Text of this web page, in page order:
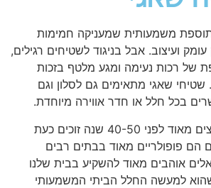
משמעותית שמעניקה חמימות
עומק ועיצוב. אבל בניגוד לשטיחים רגילים,
של רכות נעימה ומגע מלטף בזכות
שטיחי שאגי מתאימים גם לסלון וגם
בכל חלל או חדר אווירה מיוחדת.
שטיחי שאגי שהיו נפוצים מאוד לפני 40-50 שנה זוכים כעת
הם פופולריים מאוד בבתים רבים
אוהבים מאוד להשקיע בבית שלנו
שהוא למעשה החלל הביתי המשמעותי